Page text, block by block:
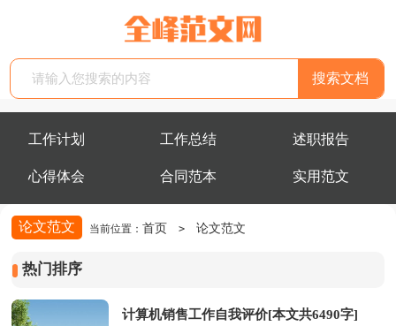
工作计划 工作总结 述职报告
心得体会 合同范本 实用范文
论文范文 当前位置：首页 > 论文范文
热门排序
计算机销售工作自我评价[本文共6490字]